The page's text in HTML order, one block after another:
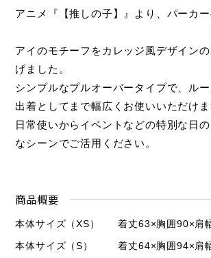
アニメ『【推しの子】』より、パーカー
アイのモチーフをカレッジ風デザイン
げました。
シンプルなプルオーバータイプで、ル
出着としてまで幅広くお使いいただけま
日常使いからイベントなどの特別な日
なシーンでご活用ください。
商品概要
本体サイズ（XS）
着丈63×胸囲90×肩
本体サイズ（S）
着丈64×胸囲94×肩